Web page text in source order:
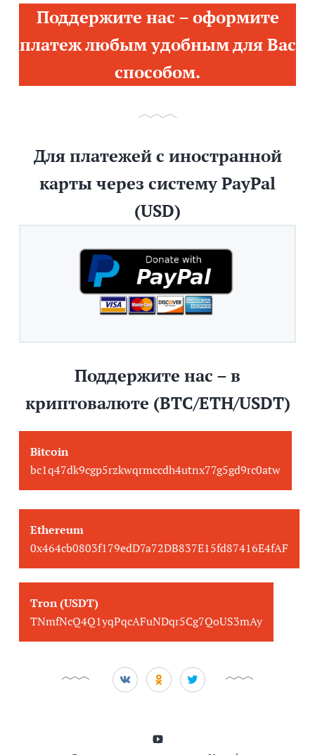
Поддержите нас – оформите
платеж любым удобным для Вас
способом.
Для платежей с иностранной
карты через систему PayPal
(USD)
Поддержите нас – в
криптовалюте (BTC/ETH/USDT)
Bitcoin
bc1q47dk9cgp5rzkwqrmccdh4utnx77g5gd9rc0atw
Ethereum
0x464cb0803f179edD7a72DB837E15fd87416E4fAF
Tron (USDT)
TNmfNcQ4Q1yqPqcAFuNDqr5Cg7QoUS3mAy